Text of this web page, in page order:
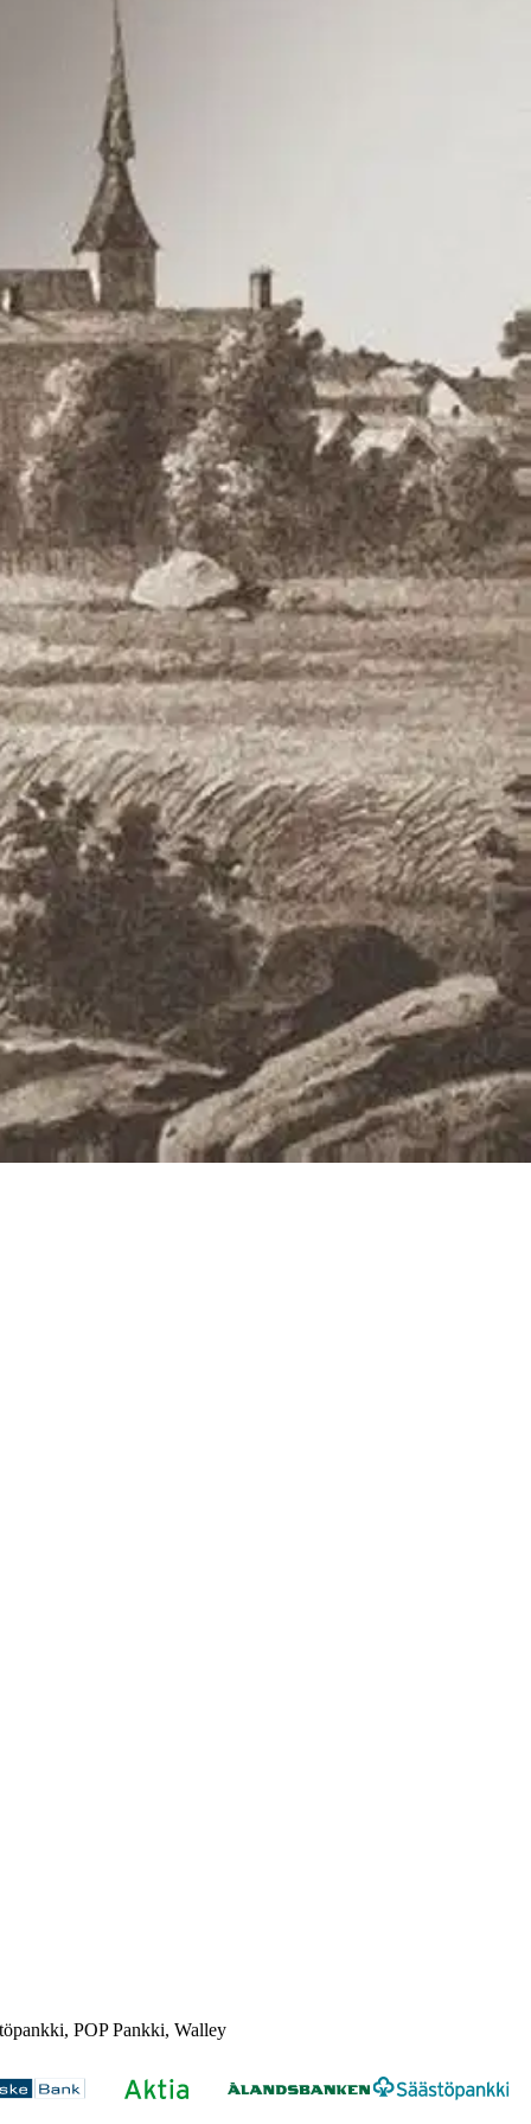
i brunnarna. Just då slarvar någon med elden, mossan fattar eld
som skulle förändra hennes liv totalt.
abrupt. Hon tar med sig sin faster och de flyr hals över huvud
till hans gård. Uppbyggnaden av staden tar länge och det är
går alla tre genom stora förändringar året efter branden och
POP Pankki, Walley